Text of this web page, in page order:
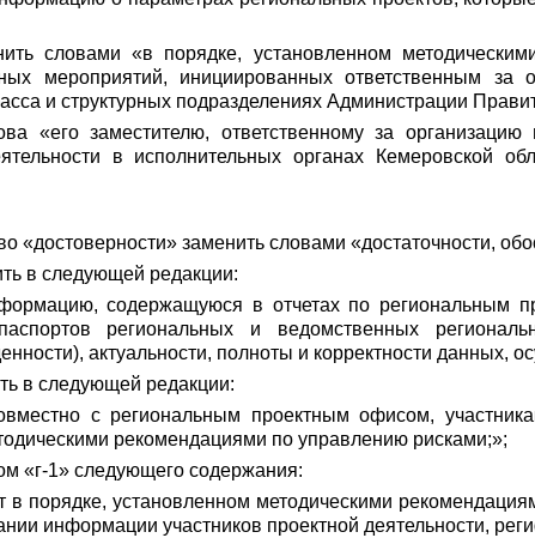
словами «в порядке, установленном
мероприятий, инициированных ответственным за
и структурных подразделениях Администрации
«его заместителю, ответственному за
в исполнительных органах Кемеровской
«достоверности» заменить словами «достаточности,
в следующей редакции:
содержащуюся в отчетах по региональным
региональных и ведомственных
актуальности, полноты и корректности данных,
в следующей редакции:
с региональным проектным офисом,
рекомендациями по управлению рисками;»;
«г-1» следующего содержания:
в порядке, установленном методическими
информации участников проектной деятельности,